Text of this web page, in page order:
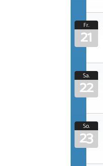
Fr.
21
Sa.
22
So.
23